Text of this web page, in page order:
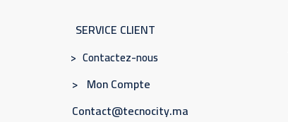
SERVICE CLIENT
> Contactez-nous
> Mon Compte
Contact@tecnocity.ma